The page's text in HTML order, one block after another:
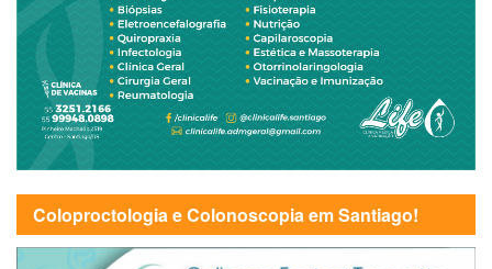
Coloproctologia e Colonoscopia em Santiago!